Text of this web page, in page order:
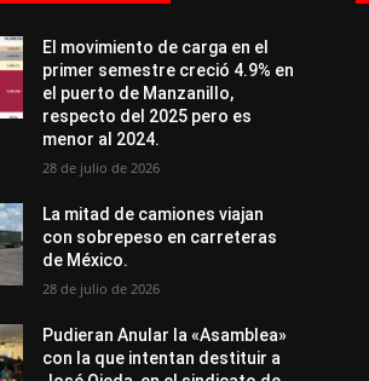
El movimiento de carga en el
primer semestre creció 4.9% en
el puerto de Manzanillo,
respecto del 2025 pero es
menor al 2024.
28 de julio de 2026
La mitad de camiones viajan
con sobrepeso en carreteras
de México.
28 de julio de 2026
Pudieran Anular la «Asamblea»
con la que intentan destituir a